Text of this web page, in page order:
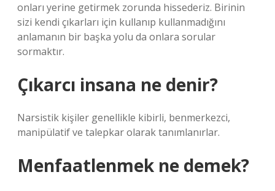
onları yerine getirmek zorunda hissederiz. Birinin
sizi kendi çıkarları için kullanıp kullanmadığını
anlamanın bir başka yolu da onlara sorular
sormaktır.
Çıkarcı insana ne denir?
Narsistik kişiler genellikle kibirli, benmerkezci,
manipülatif ve talepkar olarak tanımlanırlar.
Menfaatlenmek ne demek?